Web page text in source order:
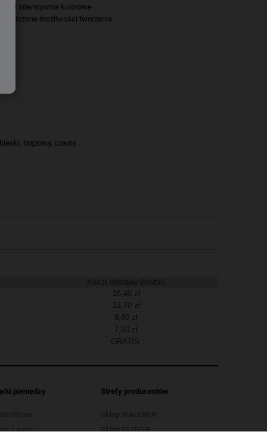
i intensywnie kolorowe
możliwości tworzenia
brązowy, czarny
Koszt dostawy (brutto)
16,40 zł
12,70 zł
9,80 zł
7,60 zł
GRATIS
pieniędzy
Glover
Laurel
Strefy producentów
Sklep WALLNER
Sklep GLOVER